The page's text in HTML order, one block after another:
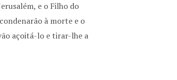
e o Filho do
à morte e o
açoitá-lo e tirar-lhe a